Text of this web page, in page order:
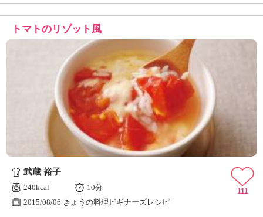
トマトのリゾット風
武蔵 裕子
240kcal
10分
2015/08/06 きょうの料理ビギナーズレシピ
111